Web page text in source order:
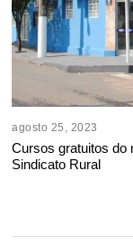
agosto 25, 2023
Cursos gratuitos do
Sindicato Rural